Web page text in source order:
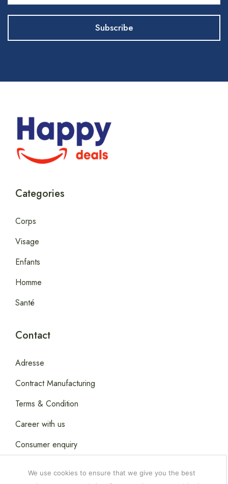
Categories
Corps
Visage
Enfants
Homme
Santé
Contact
Adresse
Contract Manufacturing
Terms & Condition
Career with us
Consumer enquiry
We use cookies to ensure that we give you the best